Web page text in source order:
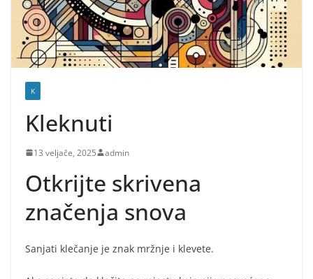
K
Kleknuti
13 veljače, 2025 admin
Otkrijte skrivena
značenja snova
Sanjati klečanje je znak mržnje i klevete.